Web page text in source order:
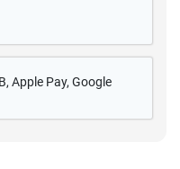
, Apple Pay, Google